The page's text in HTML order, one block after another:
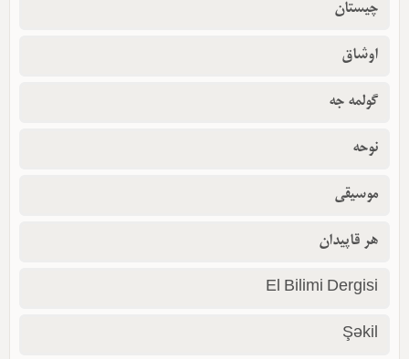
چیستان
اوشاق
گولمه جه
نوحه
موسیقی
هر قاپیدان
El Bilimi Dergisi
Şəkil